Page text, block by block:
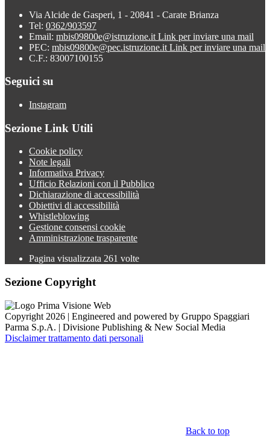
Via Alcide de Gasperi, 1 - 20841 - Carate Brianza
Tel: 0362/903597
Email: mbis09800e@istruzione.it Link per inviare una mail
PEC: mbis09800e@pec.istruzione.it Link per inviare una mail
C.F.: 83007100155
Seguici su
Instagram
Sezione Link Utili
Cookie policy
Note legali
Informativa Privacy
Ufficio Relazioni con il Pubblico
Dichiarazione di accessibilità
Obiettivi di accessibilità
Whistleblowing
Gestione consensi cookie
Amministrazione trasparente
Pagina visualizzata 261 volte
Sezione Copyright
Copyright 2026 | Engineered and powered by Gruppo Spaggiari
Parma S.p.A. | Divisione Publishing & New Social Media
Disclaimer trattamento dati personali
Back to top